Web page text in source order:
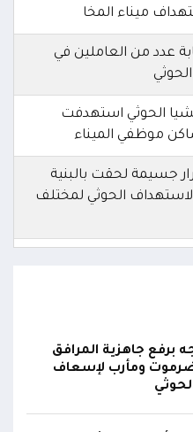
ميناء المخا
عدد من العاملين في
الحوثي استهدفت
موظفي الميناء
جسيمة لحقت بالبنية
الاستهداف الحوثي لمختلف
20 هجوماً حوثياً بالمُسيرات استهدف
برفع جاهزية المرافق
ومأرب لإسعاف